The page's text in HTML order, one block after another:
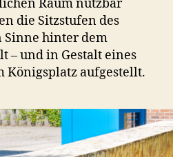
Raum nutzbar
die Sitzstufen des
Sinne hinter dem
– und in Gestalt eines
Königsplatz aufgestellt.